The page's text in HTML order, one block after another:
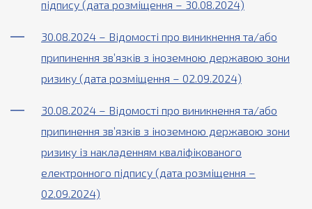
підпису (дата розміщення – 30.08.2024)
30.08.2024 – Відомості про виникнення та/або
припинення зв’язків з іноземною державою зони
ризику (дата розміщення – 02.09.2024)
30.08.2024 – Відомості про виникнення та/або
припинення зв’язків з іноземною державою зони
ризику із накладенням кваліфікованого
електронного підпису (дата розміщення –
02.09.2024)